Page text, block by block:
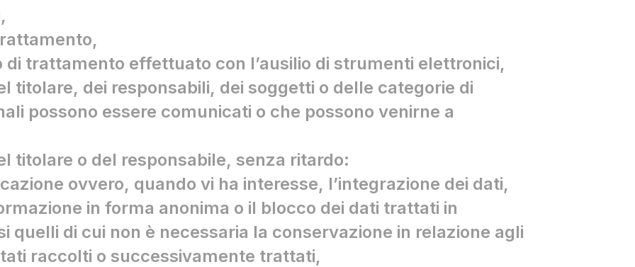
di trattamento effettuato con l’ausilio di strumenti elettronici,
titolare, dei responsabili, dei soggetti o delle categorie di
possono essere comunicati o che possono venirne a
titolare o del responsabile, senza ritardo:
ovvero, quando vi ha interesse, l’integrazione dei dati,
in forma anonima o il blocco dei dati trattati in
quelli di cui non è necessaria la conservazione in relazione agli
raccolti o successivamente trattati,